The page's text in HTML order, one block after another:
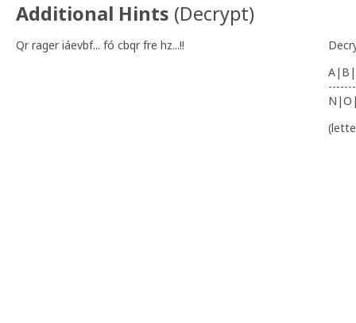
Additional Hints (Decrypt)
Qr rager iáevbf... fó cbqr fre hz...!!